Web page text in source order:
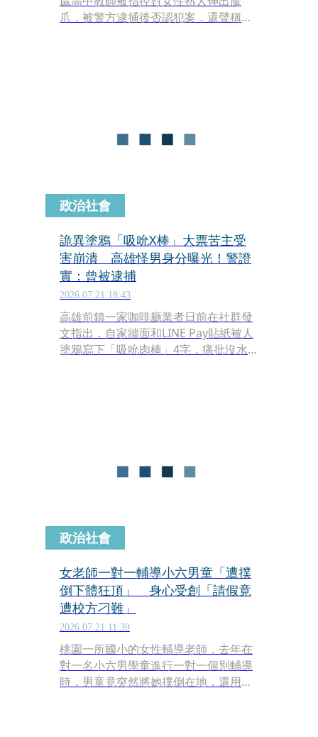
爪，被警方逮捕後否認犯案，還聲稱
政治社會
詭異塗鴉「吸吮X棒」大票苦主受
害崩潰 高雄怪男身分曝光！警證
實：曾被逮捕
2026.07.21 18:43
高雄前鎮一家咖啡廳業者日前在社群發
文指出，自家牆面和LINE Pay貼紙被人
塗鴉寫下「吸吮肉棒」4字，痛批沒水
政治社會
女老師一對一輔導小六男童「遭撲
倒下體狂頂」 身心受創「請假竟
遭校方刁難」
2026.07.21 11:39
桃園一所國小的女性輔導老師，去年在
對一名小六男學童進行一對一個別輔導
時，男童竟突然將她撲倒在地，還用生